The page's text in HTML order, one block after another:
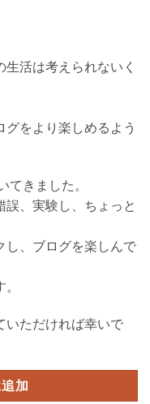
活は考えられないく
をより楽しめるよう
てきました。
誤、実験し、ちょっと
し、ブログを楽しんで
いただければ幸いで
加